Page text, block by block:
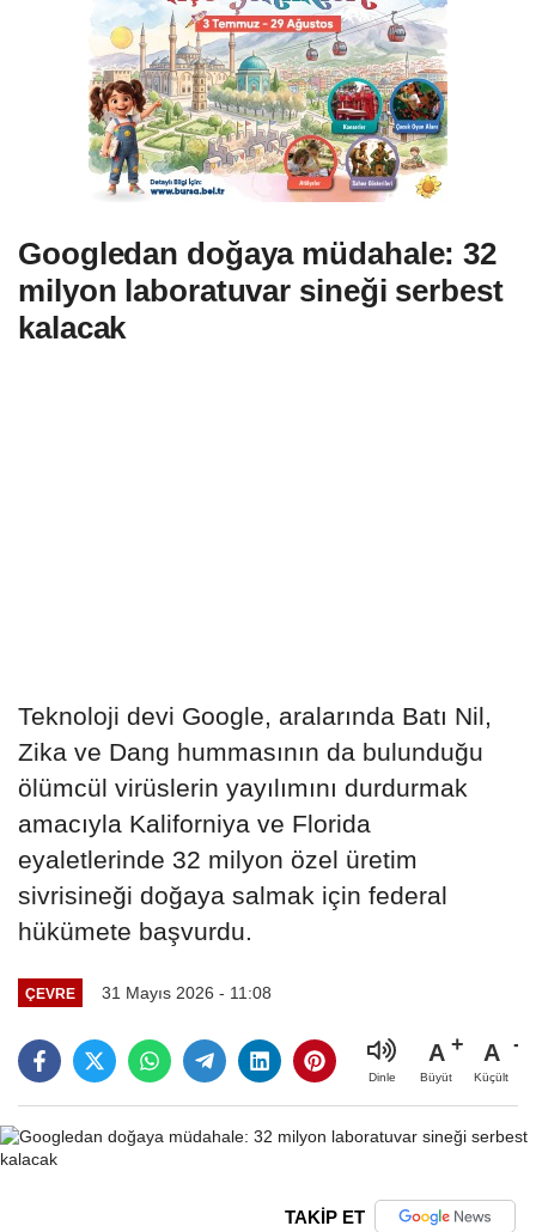
Googledan doğaya müdahale: 32
milyon laboratuvar sineği serbest
kalacak
Teknoloji devi Google, aralarında Batı Nil,
Zika ve Dang hummasının da bulunduğu
ölümcül virüslerin yayılımını durdurmak
amacıyla Kaliforniya ve Florida
eyaletlerinde 32 milyon özel üretim
sivrisineği doğaya salmak için federal
hükümete başvurdu.
ÇEVRE 31 Mayıs 2026 - 11:08
Dinle
A
Büyüt
A
Küçült
TAKİP ET